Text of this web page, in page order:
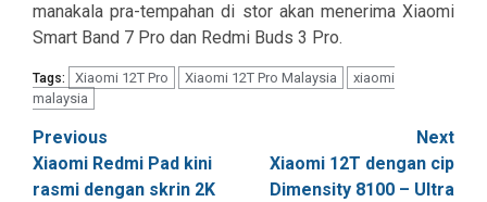
manakala pra-tempahan di stor akan menerima Xiaomi
Smart Band 7 Pro dan Redmi Buds 3 Pro.
Tags: Xiaomi 12T Pro Xiaomi 12T Pro Malaysia
xiaomi
malaysia
Post
navigation
Previous
Xiaomi Redmi Pad kini
rasmi dengan skrin 2K
Next
Xiaomi 12T dengan cip
Dimensity 8100 – Ultra